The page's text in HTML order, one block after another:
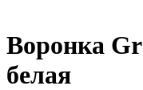
Воронка
белая